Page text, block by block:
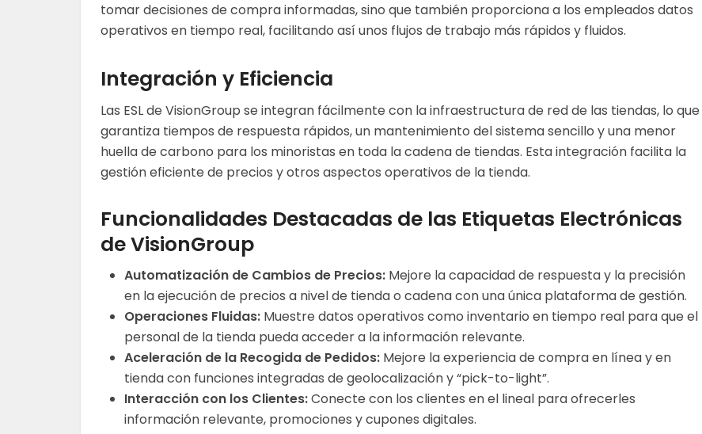
tomar decisiones de compra informadas, sino que también proporciona a los empleados datos
operativos en tiempo real, facilitando así unos flujos de trabajo más rápidos y fluidos.
Integración y Eficiencia
Las ESL de VisionGroup se integran fácilmente con la infraestructura de red de las tiendas, lo que
garantiza tiempos de respuesta rápidos, un mantenimiento del sistema sencillo y una menor
huella de carbono para los minoristas en toda la cadena de tiendas. Esta integración facilita la
gestión eficiente de precios y otros aspectos operativos de la tienda.
Funcionalidades Destacadas de las Etiquetas Electrónicas
de VisionGroup
Automatización de Cambios de Precios: Mejore la capacidad de respuesta y la precisión
en la ejecución de precios a nivel de tienda o cadena con una única plataforma de gestión.
Operaciones Fluidas: Muestre datos operativos como inventario en tiempo real para que el
personal de la tienda pueda acceder a la información relevante.
Aceleración de la Recogida de Pedidos: Mejore la experiencia de compra en línea y en
tienda con funciones integradas de geolocalización y “pick-to-light”.
Interacción con los Clientes:Conecte con los clientes en el lineal para ofrecerles
información relevante, promociones y cupones digitales.